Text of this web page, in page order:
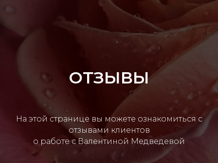
ОТЗЫВЫ
На этой странице вы можете ознакомиться с
отзывами клиентов
о работе с Валентиной Медведевой